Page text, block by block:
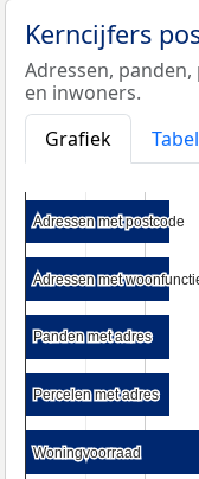
Kerncijfers
Adressen,
en inwoners.
Grafiek
Tabel
Adressen met postcode
Adressen met postcode
Adressen met
Adressen met
Panden met adres
Panden met adres
Percelen met adres
Percelen met adres
Woningvoorraad
Woningvoorraad